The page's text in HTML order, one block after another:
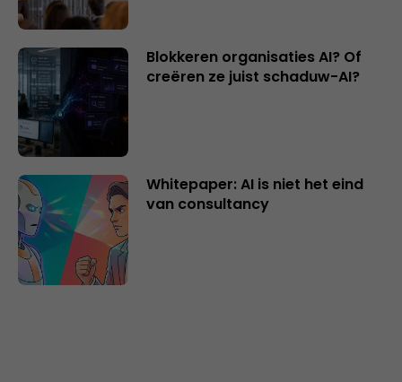
Blokkeren organisaties AI? Of
creëren ze juist schaduw-AI?
Whitepaper: AI is niet het eind
van consultancy